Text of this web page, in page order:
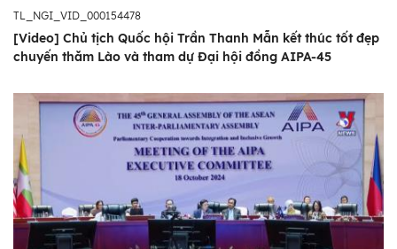
TL_NGI_VID_000154478
[Video] Chủ tịch Quốc hội Trần Thanh Mẫn kết thúc tốt đẹp
chuyến thăm Lào và tham dự Đại hội đồng AIPA-45